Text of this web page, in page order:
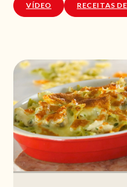
VÍDEO RECEITAS